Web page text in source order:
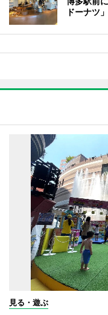
ドーナツ
見る・遊ぶ